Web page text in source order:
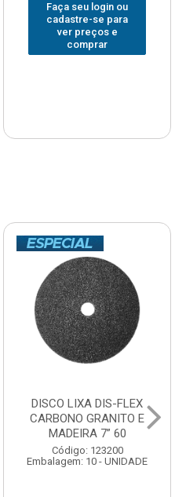
Faça seu login ou
cadastre-se para
ver preços e
comprar
DISCO LIXA DIS-FLEX
CARBONO GRANITO E
MADEIRA 7” 60
Código: 123200
Embalagem: 10 - UNIDADE